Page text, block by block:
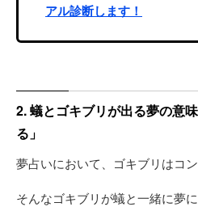
アル診断します！
2. 蟻とゴキブリが出る夢の意
る」
夢占いにおいて、ゴキブリはコ
そんなゴキブリが蟻と一緒に夢